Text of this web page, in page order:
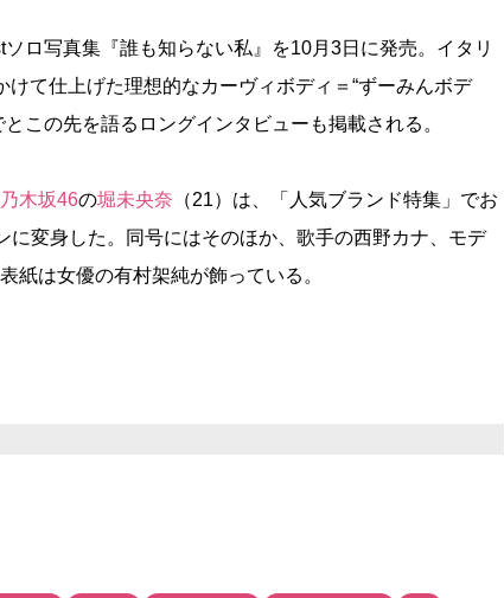
ロ写真集『誰も知らない私』を10月3日に発売。イタリ
て仕上げた理想的なカーヴィボディ＝“ずーみんボデ
この先を語るロングインタビューも掲載される。
乃木坂46の堀未央奈 （21）は、「人気ブランド特集」でお
に変身した。同号にはそのほか、歌手の西野カナ、モデ
紙は女優の有村架純が飾っている。